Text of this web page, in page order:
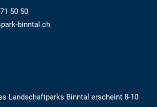
50 50
binntal.ch
Landschaftparks Binntal erscheint 8-10